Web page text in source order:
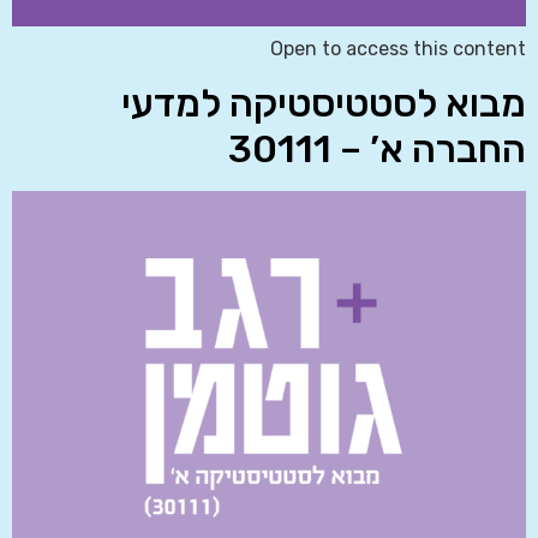
Open to access this content
מבוא לסטטיסטיקה למדעי
החברה א’ – 30111